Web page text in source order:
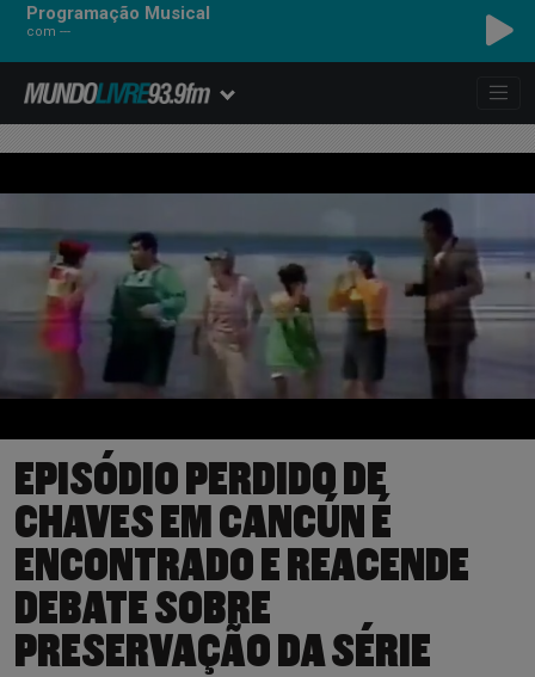
Programação Musical
com ---
EPISÓDIO PERDIDO DE
CHAVES EM CANCÚN É
ENCONTRADO E REACENDE
DEBATE SOBRE
PRESERVAÇÃO DA SÉRIE